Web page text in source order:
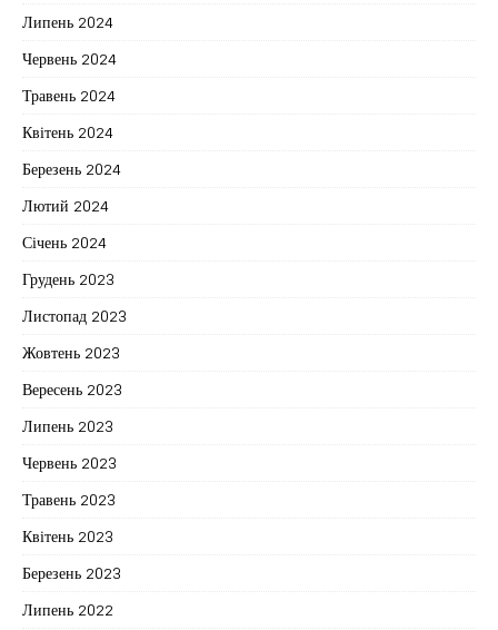
Липень 2024
Червень 2024
Травень 2024
Квітень 2024
Березень 2024
Лютий 2024
Січень 2024
Грудень 2023
Листопад 2023
Жовтень 2023
Вересень 2023
Липень 2023
Червень 2023
Травень 2023
Квітень 2023
Березень 2023
Липень 2022